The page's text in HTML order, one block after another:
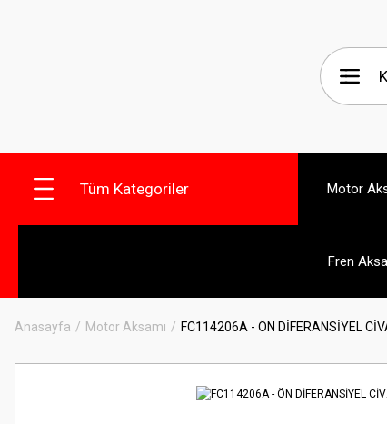
Tüm Kategoriler Motor
Fren
Anasayfa Motor Aksamı FC114206A - ÖN DİFERANSİYEL